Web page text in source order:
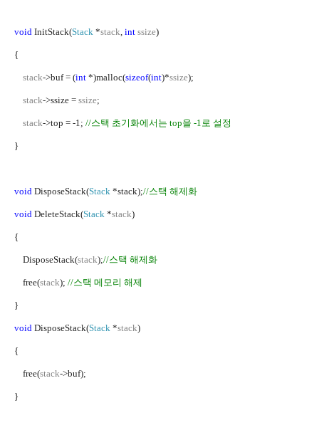
void InitStack(Stack *stack, int ssize)
{
stack->buf = (int *)malloc(sizeof(int)*ssize);
stack->ssize = ssize;
stack->top = -1; //스택 초기화에서는 top을 -1로 설정
}
void DisposeStack(Stack *stack);//스택 해제화
void DeleteStack(Stack *stack)
{
DisposeStack(stack);//스택 해제화
free(stack); //스택 메모리 해제
}
void DisposeStack(Stack *stack)
{
free(stack->buf);
}